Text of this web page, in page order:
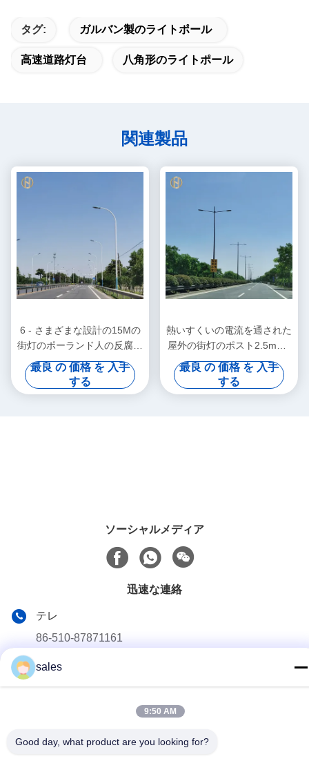
タグ: ガルバン製のライトポール
高速道路灯台 八角形のライトポール
関連製品
6 - さまざまな設計の15Mの
街灯のポーランド人の反腐食
鋼鉄街灯柱
最良 の 価格 を 入手
する
熱いすくいの電流を通された
屋外の街灯のポスト2.5mm -
30mmの厚さ
最良 の 価格 を 入手
する
ソーシャルメディア
迅速な連絡
テレ
86-510-87871161
電子メール
li@fu-tao.com
sales
9:50 AM
Good day, what product are you looking for?